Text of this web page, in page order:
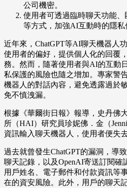
公司機密。
使用者可透過臨時聊天功能
等方式，加強AI互動時的隱私
近年來，ChatGPT等AI聊天機器人
使用者的偏好，提供個人化的回覆
務。然而，隨著使用者與AI的互動
私保護的風險也隨之增加。專家警
機器人的對話內容，避免透露過於
免不慎洩漏。
根據《華爾街日報》報導，史丹佛
所（HAI）研究員珍妮佛．金（
資訊輸入聊天機器人，使用者便失
過去就曾發生ChatGPT的漏洞，導
聊天記錄，以及OpenAI寄送訂閱確
用戶姓名、電子郵件和付款資訊等
在的資安風險。此外，用戶的聊天